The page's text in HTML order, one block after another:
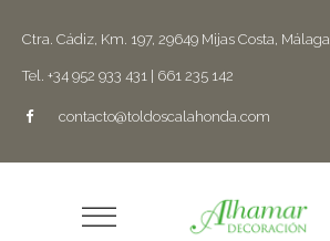
Ctra. Cádiz, Km. 197, 29649 Mijas Costa, Málaga
Tel. +34 952 933 431 | 661 235 142
contacto@toldoscalahonda.com